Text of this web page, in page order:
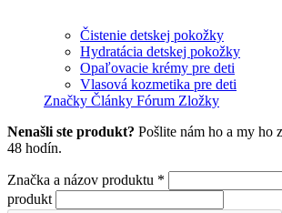
Čistenie detskej pokožky
Hydratácia detskej pokožky
Opaľovacie krémy pre deti
Vlasová kozmetika pre deti
Značky Články Fórum Zložky
Nenašli ste produkt? Pošlite nám ho a my ho
48 hodín.
Značka a názov produktu *
produkt